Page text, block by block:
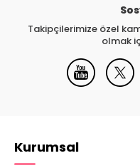
Takipçilerimize özel
olmak
Kurumsal